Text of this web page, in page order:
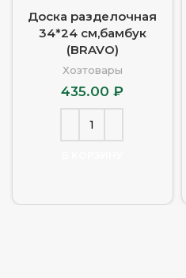
Доска разделочная
34*24 см,бамбук
(BRAVO)
Хозтовары
435.00₽